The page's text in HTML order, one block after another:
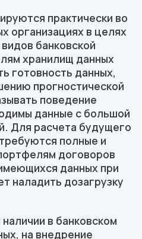
практически во
организациях в целях
банковской
хранилищ данных
готовность данных,
прогностической
поведение
данные с большой
Для расчета будущего
полные и
договоров
данных при
наладить дозагрузку
в банковском
на внедрение